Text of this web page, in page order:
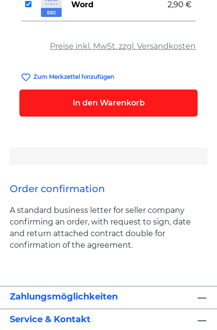
Preise inkl. MwSt. zzgl. Versandkosten
Word 2,90 €
Zum Merkzettel hinzufügen
In den Warenkorb
Order confirmation
A standard business letter for seller company
confirming an order, with request to sign, date
and return attached contract double for
confirmation of the agreement.
Zahlungsmöglichkeiten
Service & Kontakt